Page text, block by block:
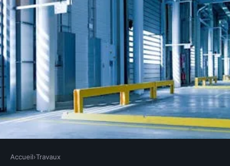
Accueil›Travaux